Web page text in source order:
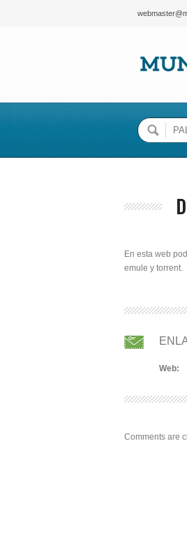
En esta web
emule y torrent.
Web:
Comments are